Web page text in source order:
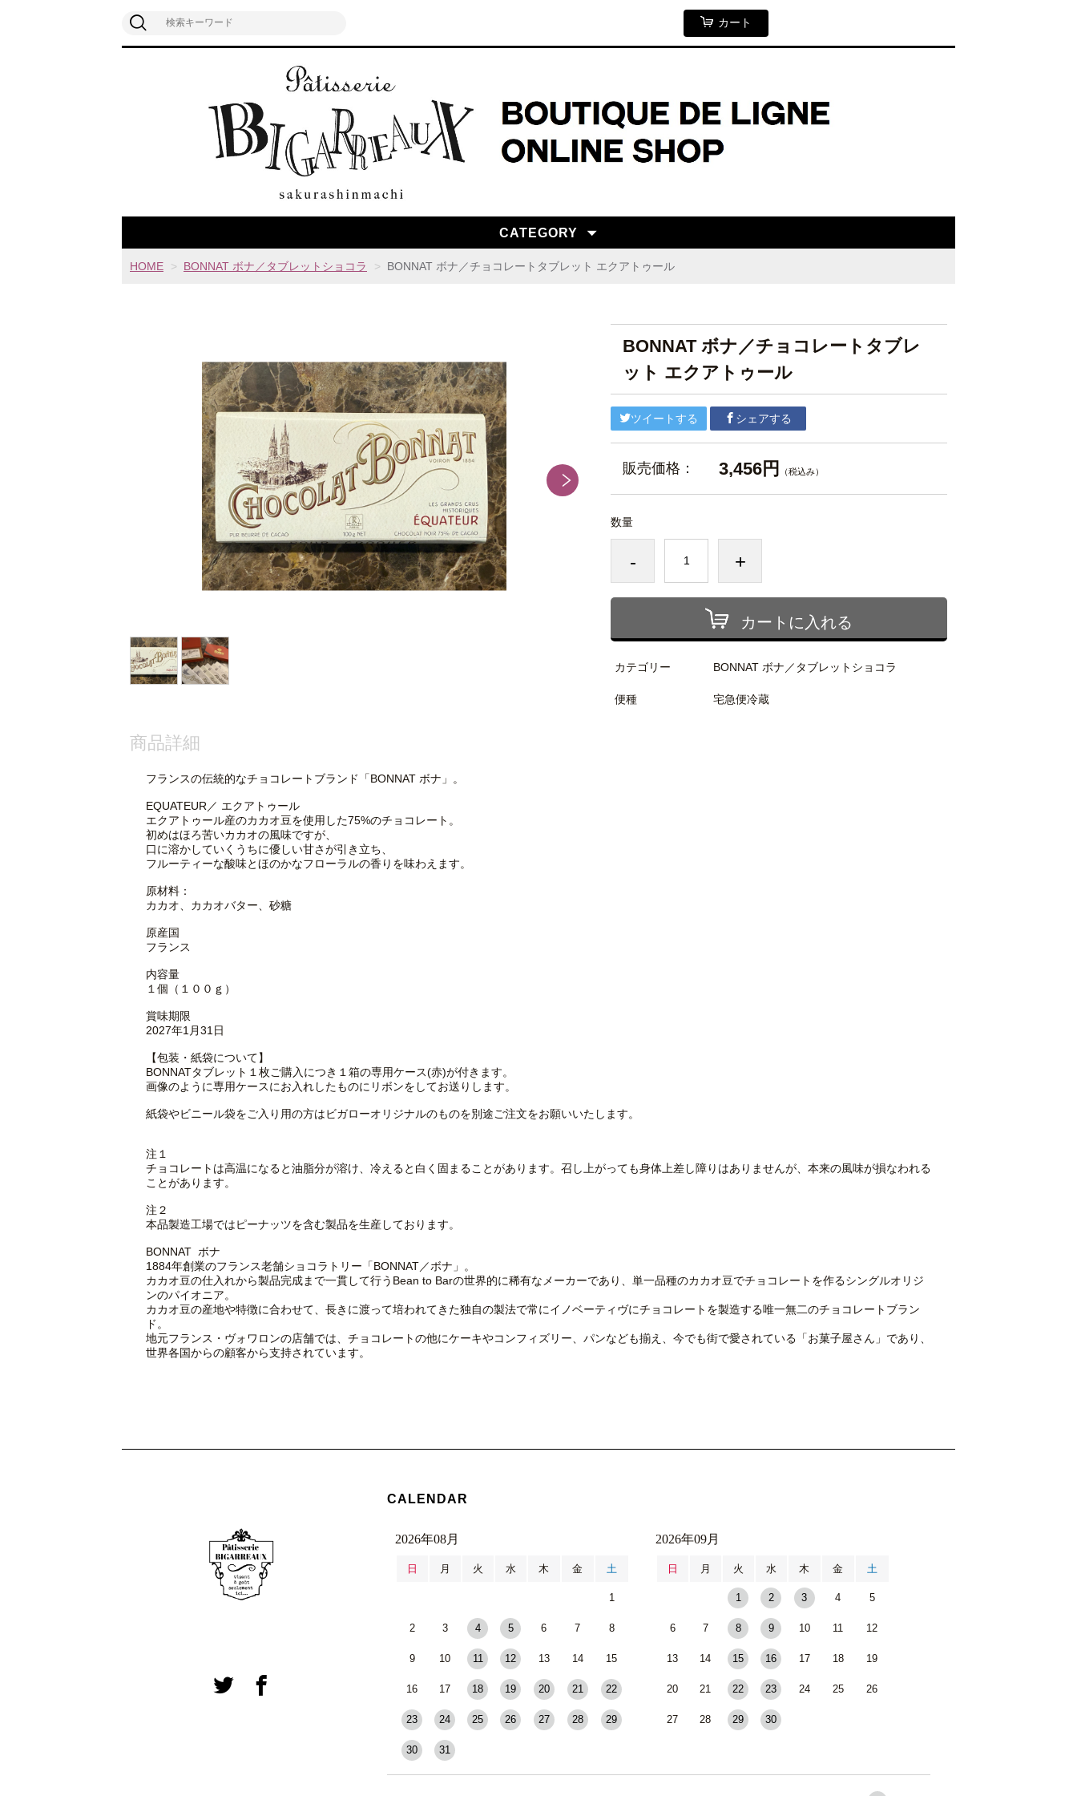
カート
CATEGORY
HOME BONNAT ボナ／タブレットショコラ BONNAT ボナ／チョコレートタブレット エクアトゥール
BONNAT ボナ／チョコレートタブレ
ット エクアトゥール
ツイートする シェアする
販売価格： 3,456円 （税込み）
数量
- +
カートに入れる
カテゴリー BONNAT ボナ／タブレットショコラ
便種 宅急便冷蔵
商品詳細
フランスの伝統的なチョコレートブランド「BONNAT ボナ」。
EQUATEUR／ エクアトゥール
エクアトゥール産のカカオ豆を使用した75%のチョコレート。
初めはほろ苦いカカオの風味ですが、
口に溶かしていくうちに優しい甘さが引き立ち、
フルーティーな酸味とほのかなフローラルの香りを味わえます。
原材料：
カカオ、カカオバター、砂糖
原産国
フランス
内容量
１個（１００ｇ）
賞味期限
2027年1月31日
【包装・紙袋について】
BONNATタブレット１枚ご購入につき１箱の専用ケース(赤)が付きます。
画像のように専用ケースにお入れしたものにリボンをしてお送りします。
紙袋やビニール袋をご入り用の方はビガローオリジナルのものを別途ご注文をお願いいたします。
注１
チョコレートは高温になると油脂分が溶け、冷えると白く固まることがあります。召し上がっても身体上差し障りはありませんが、本来の風味が損なわれる
ことがあります。
注２
本品製造工場ではピーナッツを含む製品を生産しております。
BONNAT ボナ
1884年創業のフランス老舗ショコラトリー「BONNAT／ボナ」。
カカオ豆の仕入れから製品完成まで一貫して行うBean to Barの世界的に稀有なメーカーであり、単一品種のカカオ豆でチョコレートを作るシングルオリジ
ンのパイオニア。
カカオ豆の産地や特徴に合わせて、長きに渡って培われてきた独自の製法で常にイノベーティヴにチョコレートを製造する唯一無二のチョコレートブラン
ド。
地元フランス・ヴォワロンの店舗では、チョコレートの他にケーキやコンフィズリー、パンなども揃え、今でも街で愛されている「お菓子屋さん」であり、
世界各国からの顧客から支持されています。
CALENDAR
2026年08月
日 月 火 水 木 金 土
1
2 3 4 5 6 7 8
9 10 11 12 13 14 15
16 17 18 19 20 21 22
23 24 25 26 27 28 29
30 31
2026年09月
日 月 火 水 木 金 土
1 2 3 4 5
6 7 8 9 10 11 12
13 14 15 16 17 18 19
20 21 22 23 24 25 26
27 28 29 30